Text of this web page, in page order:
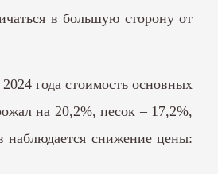
в большую сторону от
года стоимость основных
на 20,2%, песок – 17,2%,
наблюдается снижение цены: